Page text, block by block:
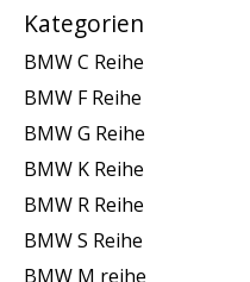
Kategorien
BMW C Reihe
BMW F Reihe
BMW G Reihe
BMW K Reihe
BMW R Reihe
BMW S Reihe
BMW M reihe